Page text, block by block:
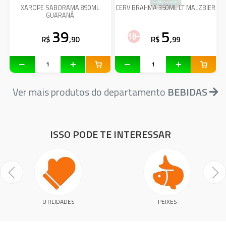
XAROPE SABORAMA 890ML
GUARANÁ
R$ 39,90
CERV BRAHMA 350ML LT MALZBIER
R$ 5,99
Ver mais produtos do departamento BEBIDAS
ISSO PODE TE INTERESSAR
UTILIDADES PEIXES